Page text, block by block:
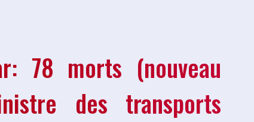
78 morts (nouveau
des transports